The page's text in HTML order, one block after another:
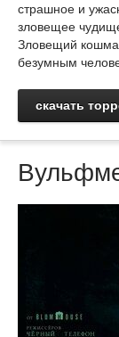
страшное и
зловещее
Зловещий
безумным
скачать